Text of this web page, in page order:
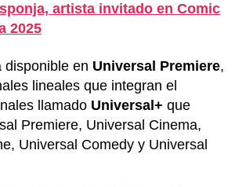
artista invitado en Comic
2025
disponible en Universal Premiere,
lineales que integran el
llamado Universal+ que
Premiere, Universal Cinema,
Universal Comedy y Universal